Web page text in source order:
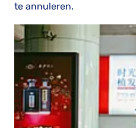
te annuleren.